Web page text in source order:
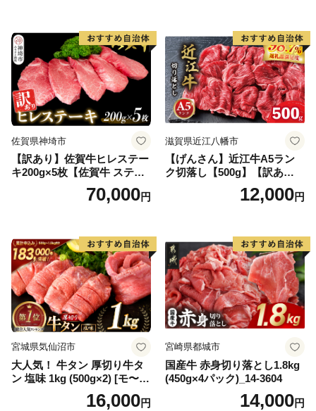
気】(H083106)
佐賀県神埼市
【訳あり】佐賀牛ヒレステー
キ200g×5枚【佐賀牛 ステー
キ ブランド肉 ヒレ肉 フィレ
肉 ジューシー ヘルシー】(H0
70,000円
滋賀県近江八幡市
【げんさん】近江牛A5ラン
ク切落し【500g】【訳あり】
12,000円
宮城県気仙沼市
大人気！ 牛タン 厚切り牛タ
ン 塩味 1kg (500g×2) [モ〜ラ
ンド 宮城県 気仙沼市 205646
60] 肉 牛肉 精肉 牛たん 牛タ
16,000円
宮崎県都城市
国産牛 赤身切り落とし1.8kg
(450g×4パック)_14-3604
14,000円